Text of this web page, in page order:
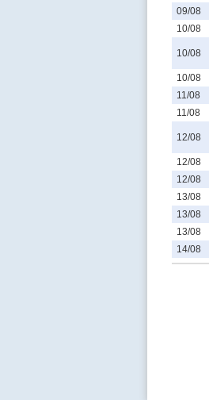
09/08
10/08
10/08
10/08
11/08
11/08
12/08
12/08
12/08
13/08
13/08
13/08
14/08